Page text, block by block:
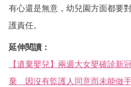
有心還是無意，幼兒園方面都要
護責任。
延伸閱讀：
【遺棄嬰兒】兩週大女嬰確診新
棄 因沒有監護人同意而未能做